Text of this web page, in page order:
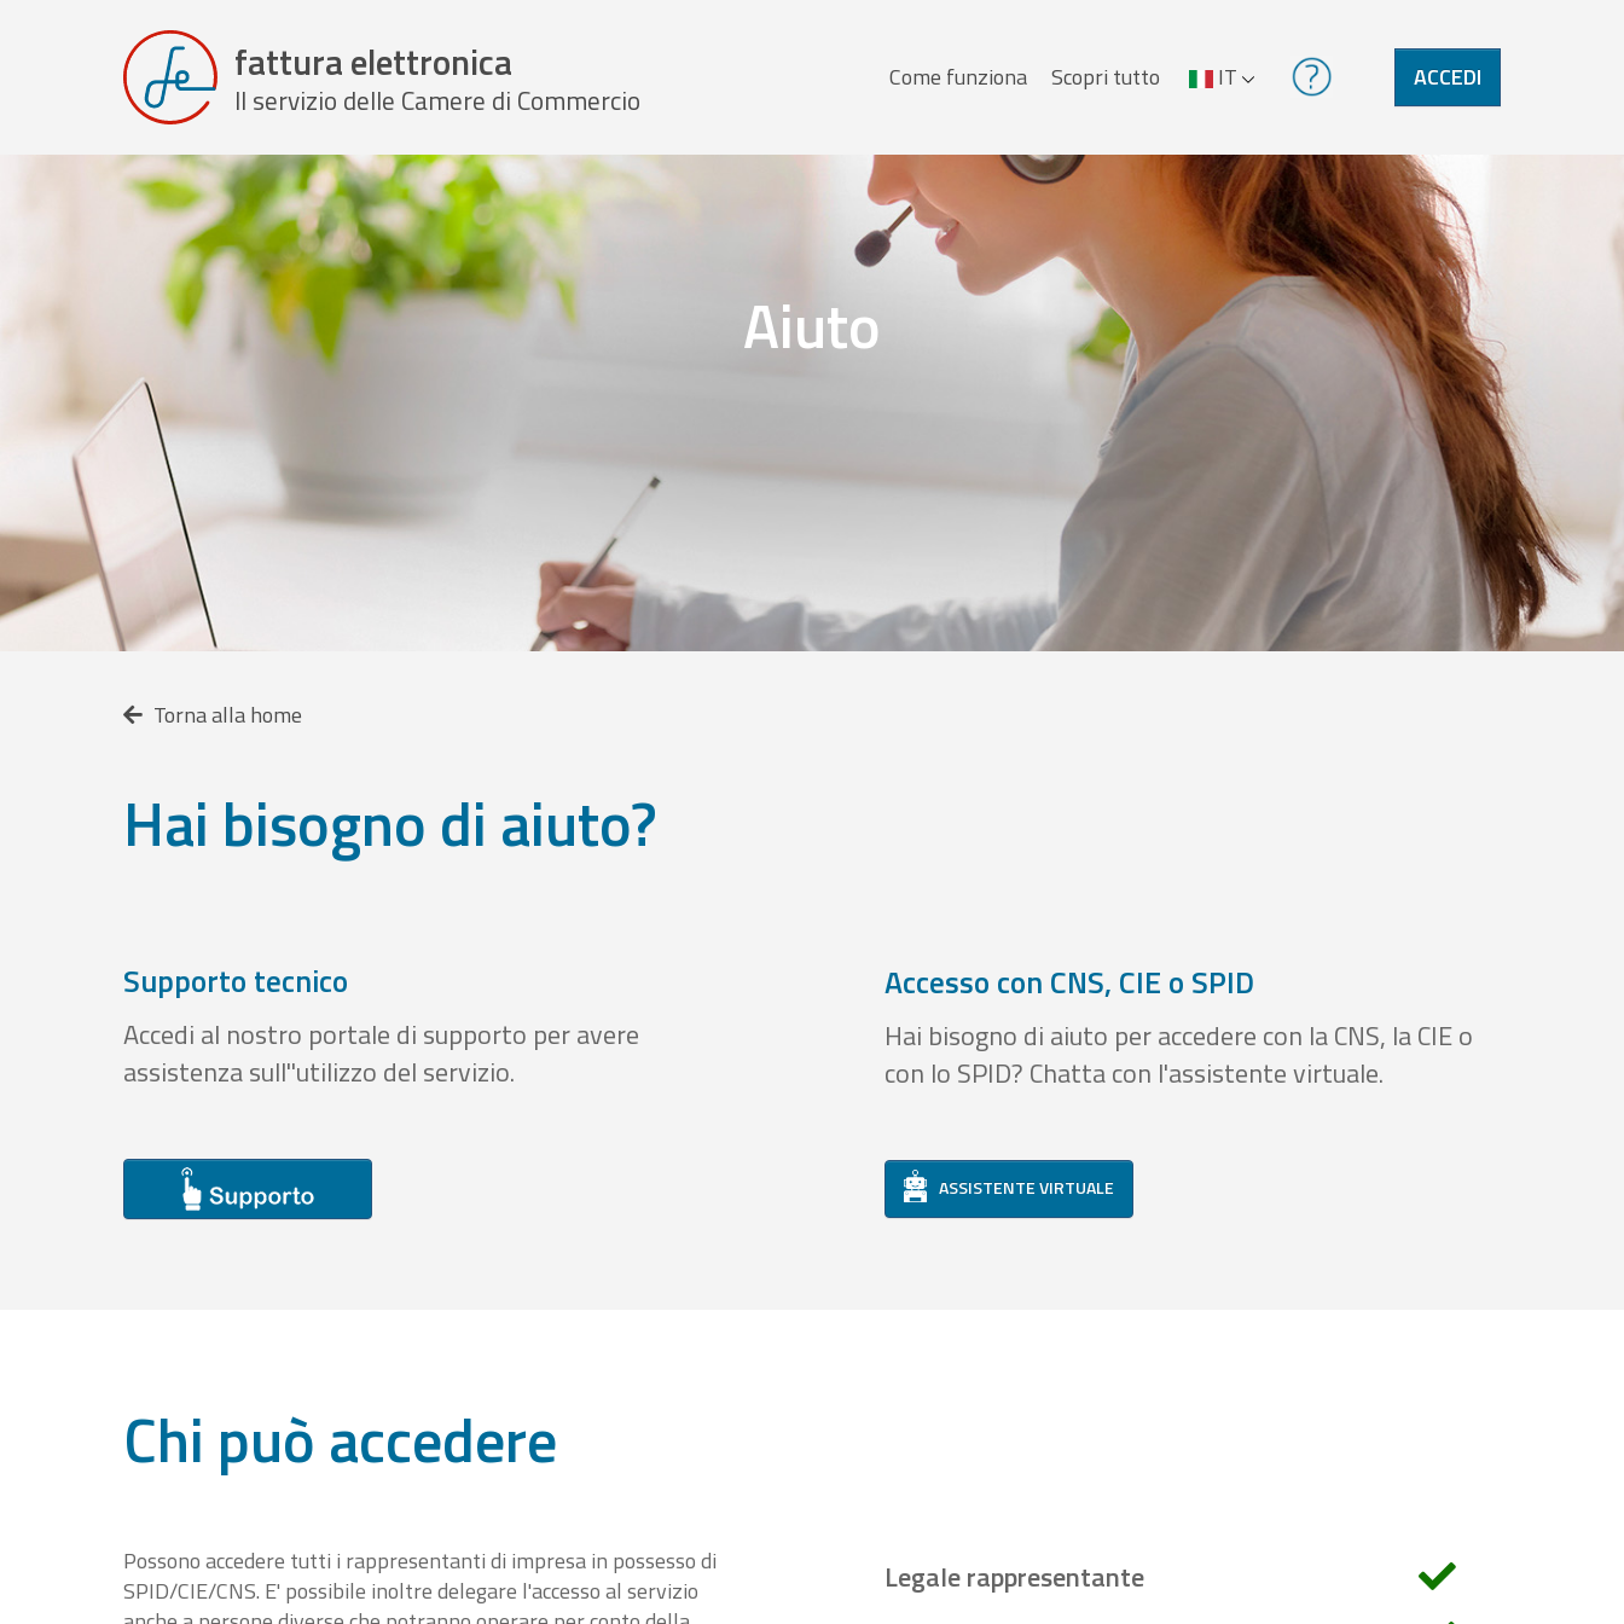
fattura elettronica
Il servizio delle Camere di Commercio Menu
Come funziona Scopri tutto IT ACCEDI
Aiuto
Torna alla home
Hai bisogno di aiuto?
Supporto tecnico
Accedi al nostro portale di supporto per avere
assistenza sull''utilizzo del servizio.
Accesso con CNS, CIE o SPID
Hai bisogno di aiuto per accedere con la CNS, la CIE o
con lo SPID? Chatta con l'assistente virtuale.
ASSISTENTE VIRTUALE
Chi può accedere
Possono accedere tutti i rappresentanti di impresa in possesso di
SPID/CIE/CNS. E' possibile inoltre delegare l'accesso al servizio
Legale rappresentante